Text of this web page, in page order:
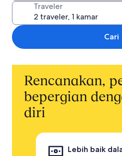
Traveler
Cari
Rencanakan,
bepergian
diri
Lebih baik